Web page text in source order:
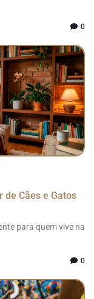
0
de Cães e Gatos
para quem vive na
0